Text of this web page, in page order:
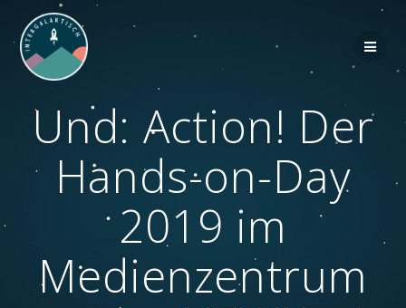
Und: Action! Der
Hands-on-Day
2019 im
Medienzentrum